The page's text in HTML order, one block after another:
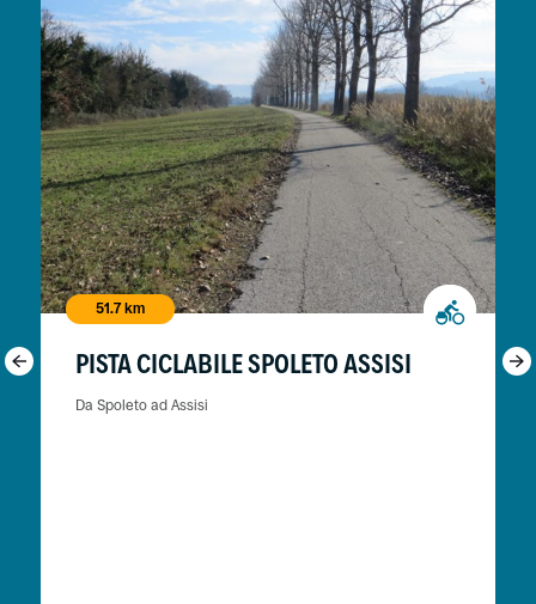
51.7 km
PISTA CICLABILE SPOLETO ASSISI
Da Spoleto ad Assisi